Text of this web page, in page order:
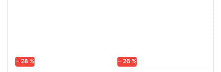
− 28 %
− 26 %